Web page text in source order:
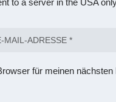
to a server in the USA
für meinen